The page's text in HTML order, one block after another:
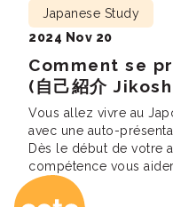
Comment se
(自己紹介
Japanese Study
2024 Nov 20
Vous allez vivre au
avec une auto-
Dès le début de votre
compétence vous
d’amis ou collègues
présenter en japonais
Coto